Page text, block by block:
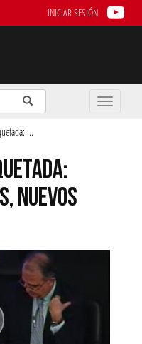
INICIAR SESIÓN
Enviar
Buscar
Toggle
...
NUEVOS